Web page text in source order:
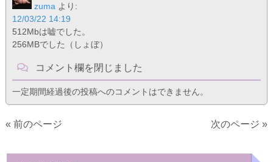
zuma より:
12/03/22 14:19
512Mbは嘘でした。
256MBでした（しょぼ）
コメント欄を閉じました
一定期間経過後の投稿へのコメントはできません。
« 前のページ 次のページ »